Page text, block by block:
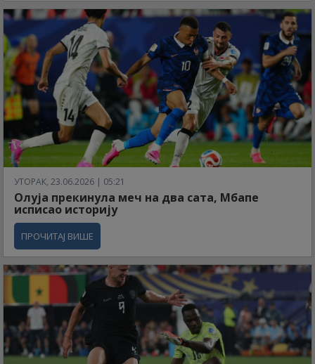
УТОРАК, 23.06.2026 | 05:21
Олуја прекинула меч на два сата, Мбапе
исписао историју
ПРОЧИТАЈ ВИШЕ